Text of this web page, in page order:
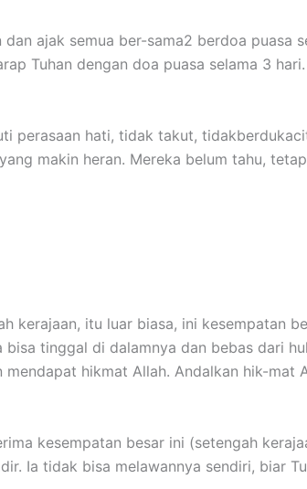
ajak semua ber-sama2 berdoa puasa
Tuhan dengan doa puasa selama 3
perasaan hati, tidak takut,
makin heran. Mereka belum tahu,
kerajaan, itu luar biasa, ini kesempatan
tinggal di dalamnya dan bebas dari
hikmat Allah. Andalkan hik-mat
kesempatan besar ini (setengah
Ia tidak bisa melawannya sendiri, biar